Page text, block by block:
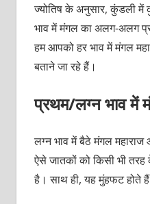
ज्योतिष के अनुसार, कुंडली
भाव में मंगल का अलग-अलग
हम आपको हर भाव में मंगल
बताने जा रहे हैं।
प्रथम/लग्न भाव में
लग्न भाव में बैठे मंगल
ऐसे जातकों को किसी भी तरह
है। साथ ही, यह मुंहफट होते